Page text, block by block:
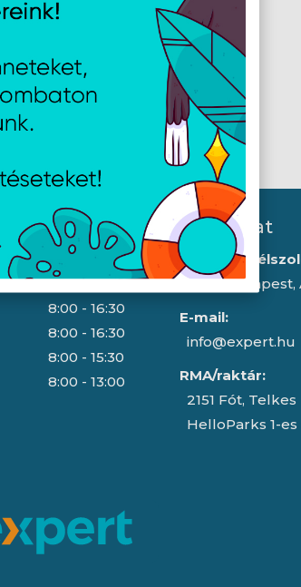
(5.7 x 3.5 x 2")
8:00 - 16:30
8:00 - 16:30
8:00 - 16:30
8:00 - 16:30
8:00 - 15:30
8:00 - 13:00
Kapcsolat
Iroda/
1043 Budapest,
E-mail:
info@expert.hu
RMA/raktár:
2151 Fót,
HelloParks 1-